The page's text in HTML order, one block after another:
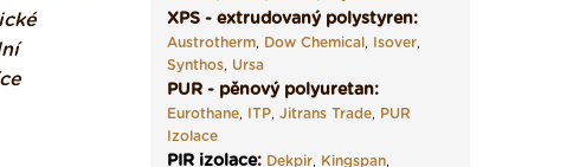
XPS - extrudovaný polystyren:
Austrotherm, Dow Chemical, Isover,
Synthos, Ursa
PUR - pěnový polyuretan:
Eurothane, ITP, Jitrans Trade, PUR
Izolace
PIR izolace: Dekpir, Kingspan,